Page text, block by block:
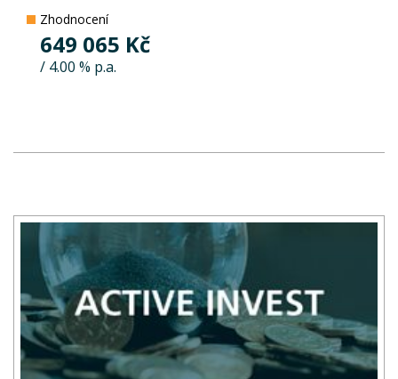
Zhodnocení
649 065 Kč
/ 4.00 % p.a.